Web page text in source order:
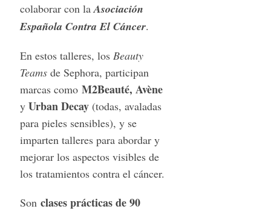
colaborar con la Asociación
Española Contra El Cáncer.
En estos talleres, los Beauty
Teamsde Sephora, participan
marcas comoM2Beauté, Avène
y Urban Decay(todas, avaladas
para pieles sensibles), y se
imparten talleres para abordar y
mejorar los aspectos visibles de
los tratamientos contra el cáncer.
Son clases prácticas de 90